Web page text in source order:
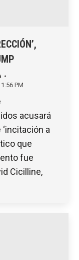
PM
acusará
a
que
fue
Cicilline,